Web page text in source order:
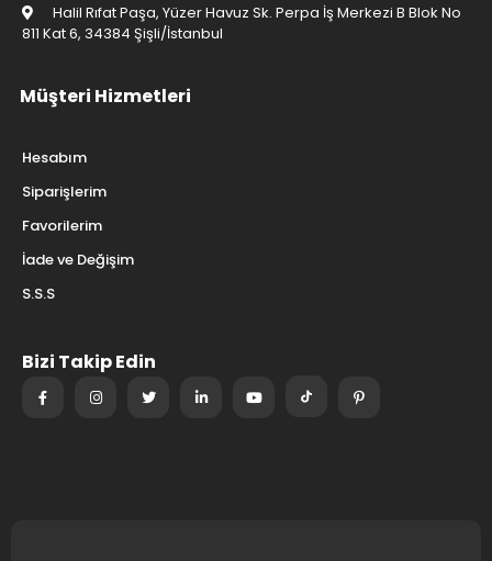
Halil Rıfat Paşa, Yüzer Havuz Sk. Perpa İş Merkezi B Blok No
811 Kat 6, 34384 Şişli/İstanbul
Müşteri Hizmetleri
Hesabım
Siparişlerim
Favorilerim
İade ve Değişim
S.S.S
Bizi Takip Edin